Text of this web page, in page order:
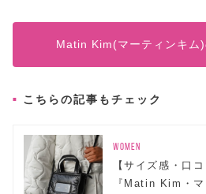
Matin Kim(マーティンキム
こちらの記事もチェック
WOMEN
【サイズ感・口
『Matin Kim・